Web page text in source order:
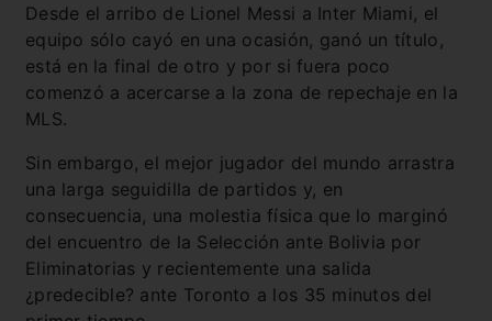
Desde el arribo de Lionel Messi a Inter Miami, el
equipo sólo cayó en una ocasión, ganó un título,
está en la final de otro y por si fuera poco
comenzó a acercarse a la zona de repechaje en la
MLS.
Sin embargo, el mejor jugador del mundo arrastra
una larga seguidilla de partidos y, en
consecuencia, una molestia física que lo marginó
del encuentro de la Selección ante Bolivia por
Eliminatorias y recientemente una salida
¿predecible? ante Toronto a los 35 minutos del